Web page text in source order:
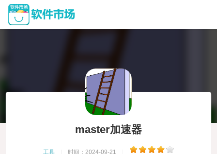
master加速器
工具 时间：2024-09-21